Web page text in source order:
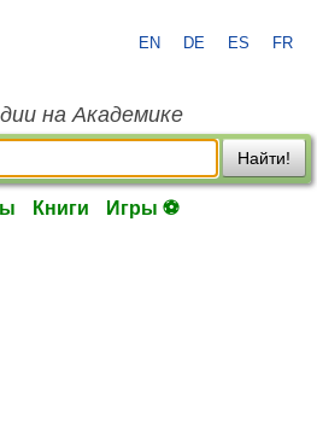
EN DE ES FR
на Академике
Найти!
Книги Игры ⚽